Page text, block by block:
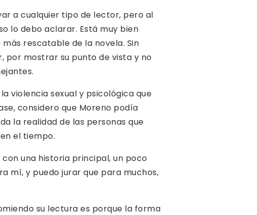
a cualquier tipo de lector, pero al
lo debo aclarar. Está muy bien
rescatable de la novela. Sin
por mostrar su punto de vista y no
violencia sexual y psicológica que
considero que Moreno podía
la realidad de las personas que
el tiempo.
una historia principal, un poco
mí, y puedo jurar que para muchos,
su lectura es porque la forma